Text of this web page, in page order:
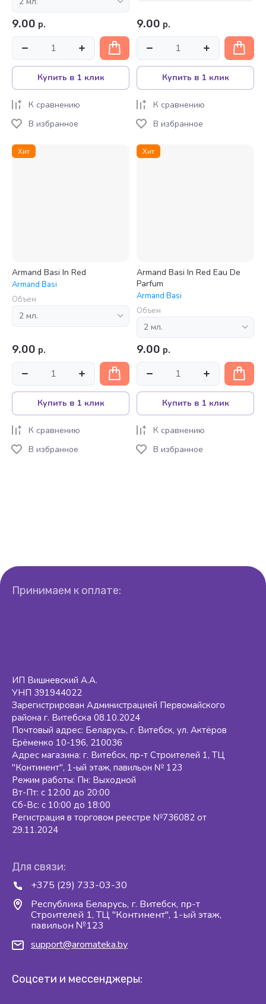
9.00 р.
Купить в 1 клик
К сравнению
В избранное
9.00 р.
Купить в 1 клик
К сравнению
В избранное
Хит
Armand Basi In Red
Armand Basi
Объем
9.00 р.
Купить в 1 клик
К сравнению
В избранное
Хит
Armand Basi In Red Eau De
Parfum
Armand Basi
Объем
9.00 р.
Купить в 1 клик
К сравнению
В избранное
Для связи:
+375 (29) 733-03-30
Республика Беларусь, г. Витебск, пр-т
Строителей 1, ТЦ "Континент", 1-ый этаж,
павильон №123
support@aromateka.by
Соцсети и мессенджеры:
Принимаем к оплате:
ИП Вишневский А.А.
УНП 391944022
Зарегистрирован Администрацией Первомайского
района г. Витебска 08.10.2024
Почтовый адрес: Беларусь, г. Витебск, ул. Актёров
Ерёменко 10-196, 210036
Адрес магазина: г. Витебск, пр-т Строителей 1, ТЦ
"Континент", 1-ый этаж, павильон № 123
Режим работы: Пн: Выходной
Вт-Пт: с 12:00 до 20:00
Сб-Вс: с 10:00 до 18:00
Регистрация в торговом реестре №736082 от
29.11.2024